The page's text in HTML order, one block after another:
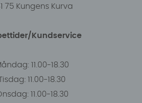
75 Kungens Kurva
Kundservice
11.00-18.30
11.00-18.30
11.00-18.30